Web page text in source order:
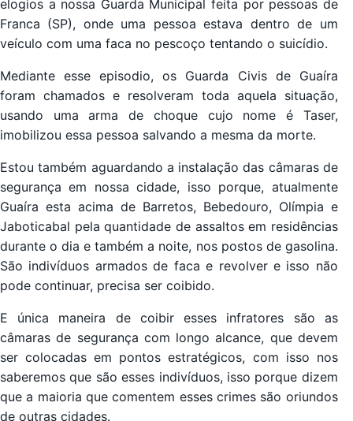
elogios a nossa Guarda Municipal feita por pessoas de
Franca (SP), onde uma pessoa estava dentro de um
veículo com uma faca no pescoço tentando o suicídio.
Mediante esse episodio, os Guarda Civis de Guaíra
foram chamados e resolveram toda aquela situação,
usando uma arma de choque cujo nome é Taser,
imobilizou essa pessoa salvando a mesma da morte.
Estou também aguardando a instalação das câmaras de
segurança em nossa cidade, isso porque, atualmente
Guaíra esta acima de Barretos, Bebedouro, Olímpia e
Jaboticabal pela quantidade de assaltos em residências
durante o dia e também a noite, nos postos de gasolina.
São indivíduos armados de faca e revolver e isso não
pode continuar, precisa ser coibido.
E única maneira de coibir esses infratores são as
câmaras de segurança com longo alcance, que devem
ser colocadas em pontos estratégicos, com isso nos
saberemos que são esses indivíduos, isso porque dizem
que a maioria que comentem esses crimes são oriundos
de outras cidades.